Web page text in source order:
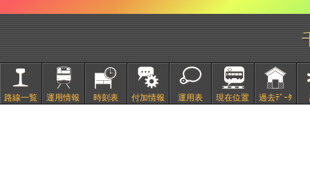
路線一覧 運用情報 時刻表 付加情報 運用表 現在位置 過去ﾃﾞｰﾀ